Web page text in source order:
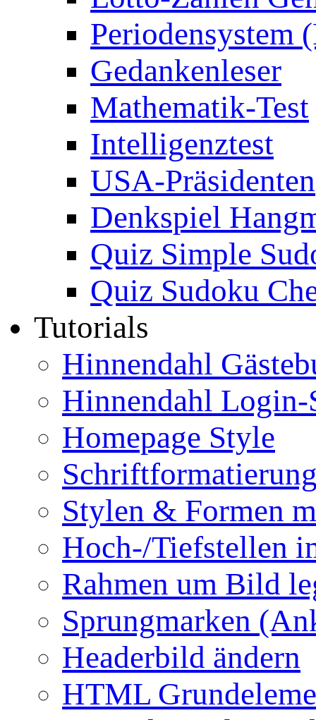
Periodensystem
Gedankenleser
Mathematik-Test
Intelligenztest
USA-Präsidenten
Denkspiel
Quiz Simple
Quiz Sudoku
Tutorials
Hinnendahl
Hinnendahl Login-
Homepage Style
Stylen & Formen
Hoch-/Tiefstellen
Rahmen um Bild
Sprungmarken
Headerbild ändern
HTML